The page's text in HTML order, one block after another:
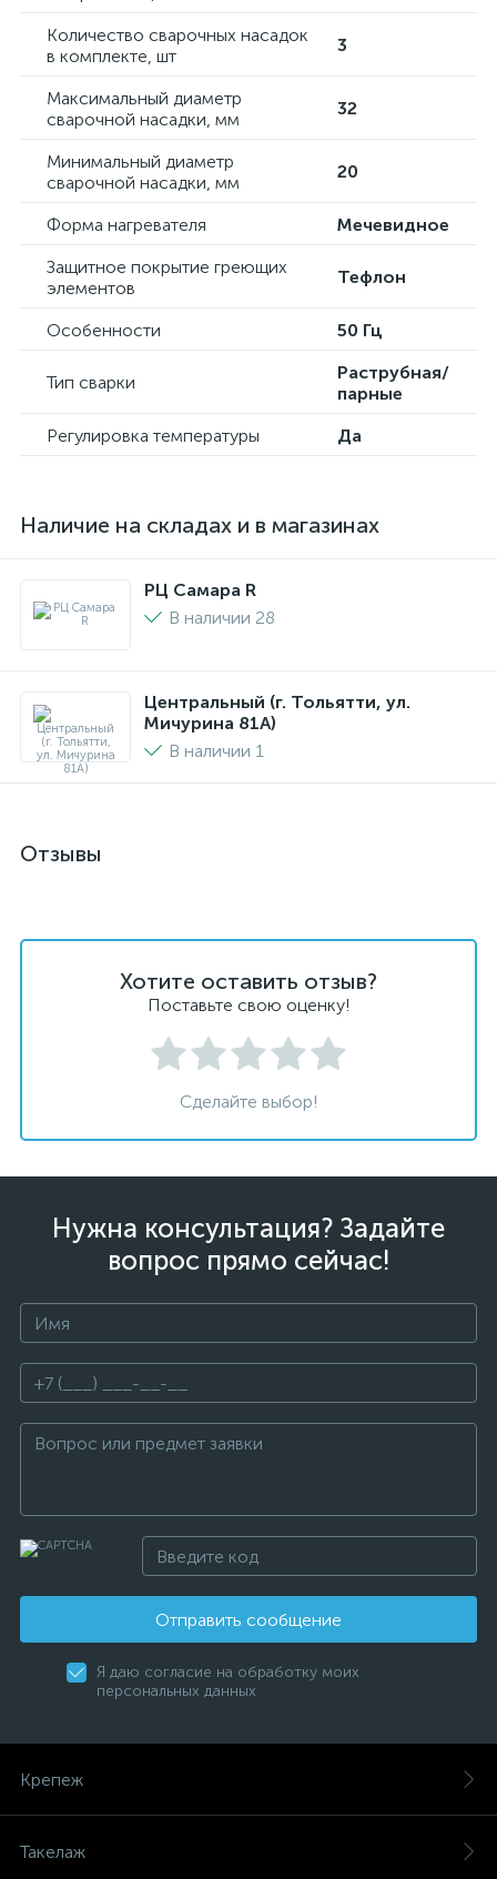
Количество сварочных насадок
в комплекте, шт
3
Максимальный диаметр
сварочной насадки, мм
32
Минимальный диаметр
сварочной насадки, мм
20
Форма нагревателя
Мечевидное
Защитное покрытие греющих
элементов
Тефлон
Особенности 50 Гц
Тип сварки
Раструбная/
парные
Регулировка температуры
Да
Наличие на складах и в магазинах
РЦ Самара R
В наличии 28
Центральный (г. Тольятти, ул.
Мичурина 81А)
В наличии 1
Отзывы
Хотите оставить отзыв?
Поставьте свою оценку!
Сделайте выбор!
Нужна консультация? Задайте
вопрос прямо сейчас!
Отправить сообщение
Я даю согласие на обработку моих
персональных данных
Крепеж
Такелаж